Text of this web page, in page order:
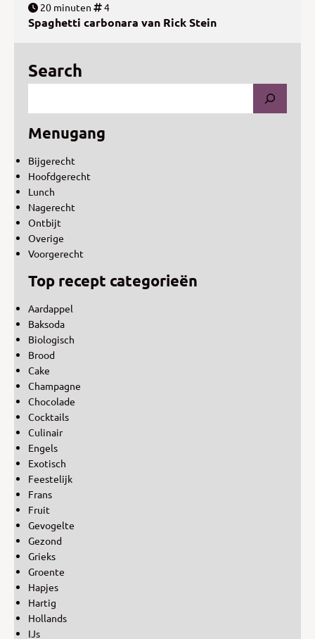
20 minuten 4
Spaghetti carbonara van Rick Stein
Search
Menugang
Bijgerecht
Hoofdgerecht
Lunch
Nagerecht
Ontbijt
Overige
Voorgerecht
Top recept categorieën
Aardappel
Baksoda
Biologisch
Brood
Cake
Champagne
Chocolade
Cocktails
Culinair
Engels
Exotisch
Feestelijk
Frans
Fruit
Gevogelte
Gezond
Grieks
Groente
Hapjes
Hartig
Hollands
IJs